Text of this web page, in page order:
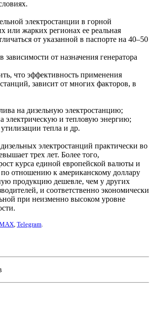
электростанции в горной
или жарких регионах ее реальная
от указанной в паспорте на 40–50
от назначения генератора
что эффективность применения
зависит от многих факторов, в
на дизельную электростанцию;
электрическую и тепловую энергию;
тепла и др.
электростанций практически во
трех лет. Более того,
курса единой европейской валюты и
по отношению к американскому доллару
продукцию дешевле, чем у других
и соответственно экономически
при неизменно высоком уровне
, Telegram.